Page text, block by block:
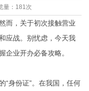
量：181次
而，关于初次接触营业
应战。别忧虑，今天我
企业开办必备攻略。
“身份证”。在我国，任何